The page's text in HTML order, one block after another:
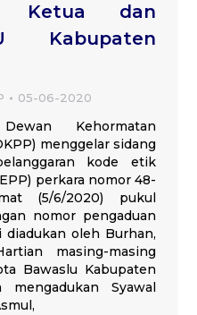
Ketua dan
Kabupaten
05-06-2020
Kehormatan
menggelar sidang
kode etik
perkara nomor 48-
(5/6/2020) pukul
nomor pengaduan
oleh Burhan,
masing-masing
Bawaslu Kabupaten
mengadukan Syawal